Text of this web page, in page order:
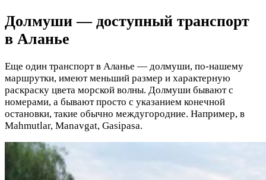
Долмуши — доступный транспорт
в Аланье
Еще один транспорт в Аланье — долмуши, по-нашему
маршрутки, имеют меньший размер и характерную
раскраску цвета морской волны. Долмуши бывают с
номерами, а бывают просто с указанием конечной
остановки, такие обычно междугородние. Например, в
Mahmutlar, Manavgat, Gasipasa.